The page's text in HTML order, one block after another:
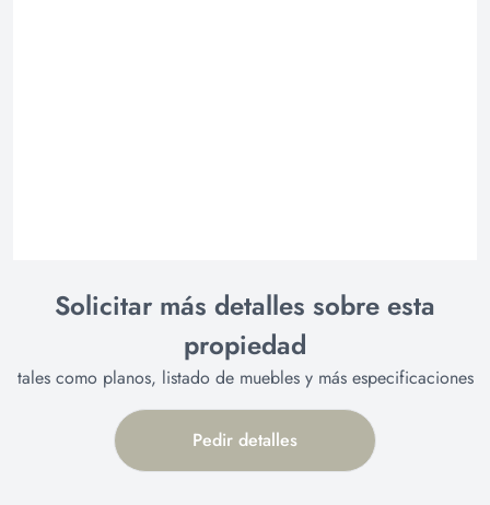
Solicitar más detalles sobre esta
propiedad
tales como planos, listado de muebles y más especificaciones
Pedir detalles